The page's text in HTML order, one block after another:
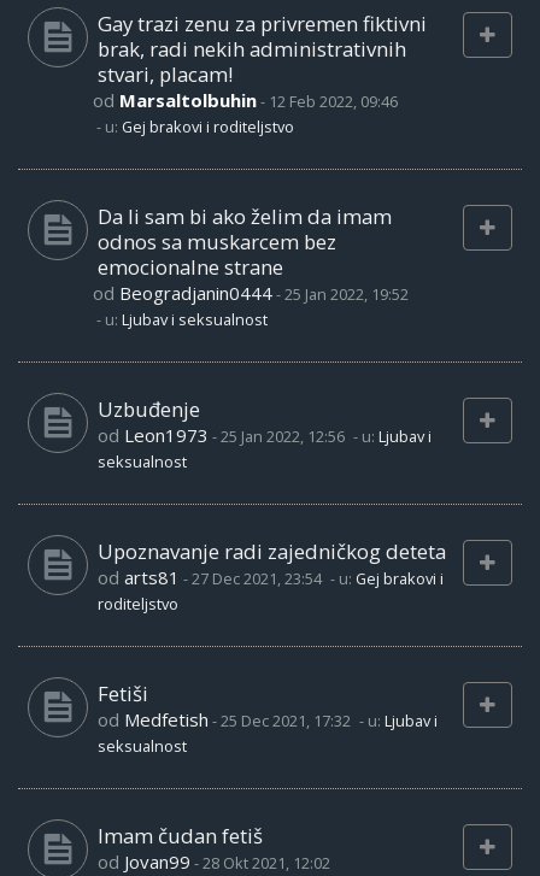
Gay trazi zenu za privremen fiktivni
brak, radi nekih administrativnih
stvari, placam!
od Marsaltolbuhin- 12 Feb 2022, 09:46
- u: Gej brakovi i roditeljstvo
Da li sam bi ako želim da imam
odnos sa muskarcem bez
emocionalne strane
od Beogradjanin0444-25 Jan 2022, 19:52
- u: Ljubav i seksualnost
Uzbuđenje
od Leon1973 -25 Jan 2022, 12:56 - u: Ljubav i
seksualnost
Upoznavanje radi zajedničkog deteta
od arts81 -27 Dec 2021, 23:54 - u: Gej brakovi i
roditeljstvo
Fetiši
od Medfetish -25 Dec 2021, 17:32 - u: Ljubav i
seksualnost
Imam čudan fetiš
od Jovan99 -28 Okt 2021, 12:02